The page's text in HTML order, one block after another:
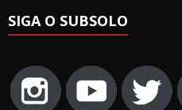
SIGA O SUBSOLO